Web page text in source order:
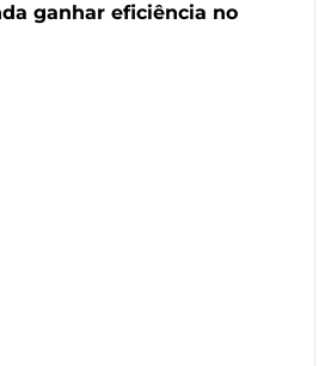
ganhar eficiência no